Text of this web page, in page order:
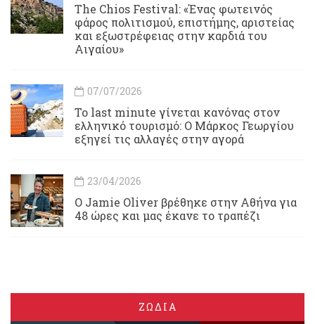
Τhe Chios Festival: «Ένας φωτεινός
φάρος πολιτισμού, επιστήμης, αριστείας
και εξωστρέφειας στην καρδιά του
Αιγαίου»
07/07/2026
Το last minute γίνεται κανόνας στον
ελληνικό τουρισμό: Ο Μάρκος Γεωργίου
εξηγεί τις αλλαγές στην αγορά
23/04/2026
Ο Jamie Oliver βρέθηκε στην Αθήνα για
48 ώρες και μας έκανε το τραπέζι
ΖΩΔΙΑ